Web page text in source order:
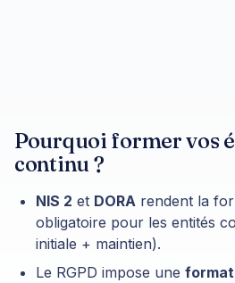
Pourquoi former vos
continu ?
NIS 2 et DORA rendent la
obligatoire pour les entités
initiale + maintien).
Le RGPD impose une